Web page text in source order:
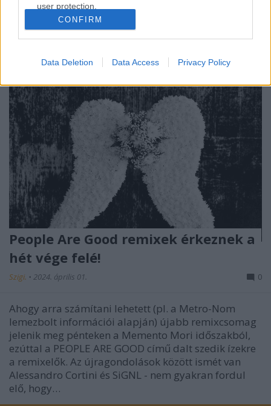
user protection.
CONFIRM
Data Deletion Data Access Privacy Policy
Így néz ki a pénteken megjelenő People Are Good
digitális kislemez tartalma:
People Are Good remixek érkeznek a
hét vége felé!
Szigi. • 2024. április 01. 0
Ahogy arra számítani lehetett (pl. a Metro-Nom
lemezbolt információi alapján) újabb remixcsomag
jelenik meg pénteken a Memento Mori időszakból,
ezúttal a PEOPLE ARE GOOD című dalt szedik ízekre
a remixelők. Az újragondolások között ismét van
Alessandro Cortini és SiGNL - nem gyakran fordul
elő, hogy…